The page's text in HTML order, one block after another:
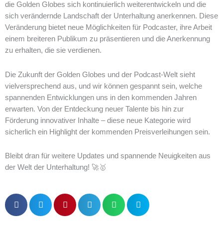
die Golden Globes sich kontinuierlich weiterentwickeln und die
sich verändernde Landschaft der Unterhaltung anerkennen. Diese
Veränderung bietet neue Möglichkeiten für Podcaster, ihre Arbeit
einem breiteren Publikum zu präsentieren und die Anerkennung
zu erhalten, die sie verdienen.
Die Zukunft der Golden Globes und der Podcast-Welt sieht
vielversprechend aus, und wir können gespannt sein, welche
spannenden Entwicklungen uns in den kommenden Jahren
erwarten. Von der Entdeckung neuer Talente bis hin zur
Förderung innovativer Inhalte – diese neue Kategorie wird
sicherlich ein Highlight der kommenden Preisverleihungen sein.
Bleibt dran für weitere Updates und spannende Neuigkeiten aus
der Welt der Unterhaltung! 🚀🥇